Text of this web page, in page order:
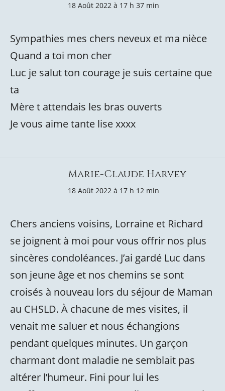
18 Août 2022 à 17 h 37 min
Sympathies mes chers neveux et ma nièce
Quand a toi mon cher
Luc je salut ton courage je suis certaine que
ta
Mère t attendais les bras ouverts
Je vous aime tante lise xxxx
Marie-Claude Harvey
18 Août 2022 à 17 h 12 min
Chers anciens voisins, Lorraine et Richard
se joignent à moi pour vous offrir nos plus
sincères condoléances. J’ai gardé Luc dans
son jeune âge et nos chemins se sont
croisés à nouveau lors du séjour de Maman
au CHSLD. À chacune de mes visites, il
venait me saluer et nous échangions
pendant quelques minutes. Un garçon
charmant dont maladie ne semblait pas
altérer l’humeur. Fini pour lui les